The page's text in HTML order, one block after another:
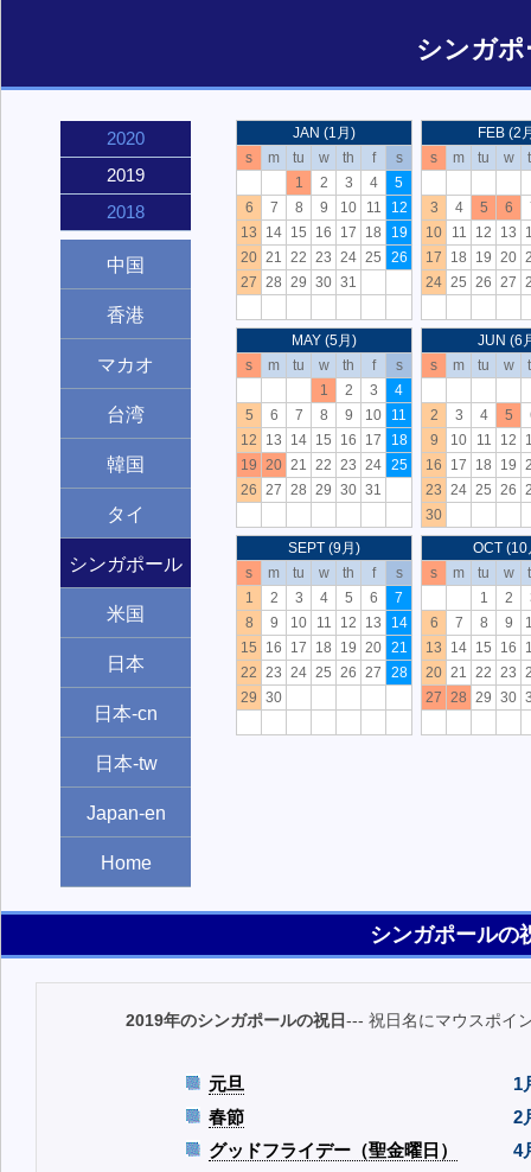
シンガ
2020
2019
2018
中国
香港
マカオ
台湾
韓国
タイ
シンガポール
米国
日本
日本-cn
日本-tw
Japan-en
Home
JAN (1月)
s
m tu w th f
s
1
2 3 4
5
6
7 8 9 10 11
12
13
14 15 16 17 18
19
20 21 22 23 24 25
26
27 28 29 30 31
FEB (2
s
m tu w
3 4 5 6
10
11 12 13
17
18 19 20
24 25 26 27
MAY (5月)
s
m tu w th f
s
1
2 3
4
5
6 7 8 9 10
11
12
13 14 15 16 17
18
19 20 21 22 23 24 25
26 27 28 29 30 31
JUN (6
s
m tu w
2 3 4 5
9
10 11 12
16
17 18 19
23 24 25 26
30
SEPT (9月)
s
m tu w th f
s
1
2 3 4 5 6
7
8
9 10 11 12 13
14
15
16 17 18 19 20 21
22 23 24 25 26 27
28
29 30
OCT (10
s
m tu w
1
2
6
7 8 9
13
14 15 16
20 21 22 23
27 28 29 30
シンガポール
2019年のシンガポールの祝日--- 祝日名にマウスポイ
元旦
春節
グッドフライデー（聖金曜日）
1
2
4